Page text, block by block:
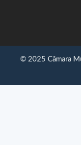
© 2025 Câmara